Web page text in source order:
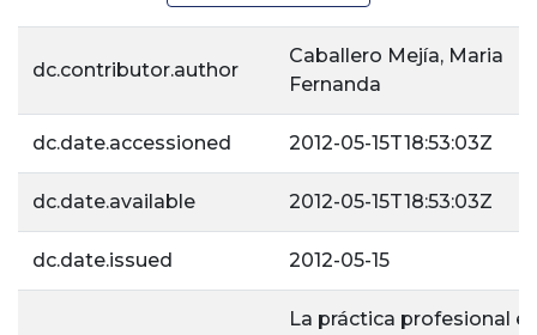
dc.contributor.author
Caballero Mejía, Maria
Fernanda
dc.date.accessioned 2012-05-15T18:53:03Z
dc.date.available 2012-05-15T18:53:03Z
dc.date.issued 2012-05-15
La práctica profesional